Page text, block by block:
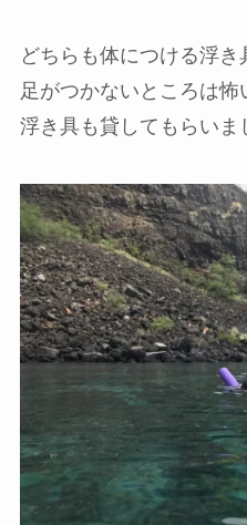
どちらも体につける浮き
足がつかないところは
浮き具も貸してもらいま